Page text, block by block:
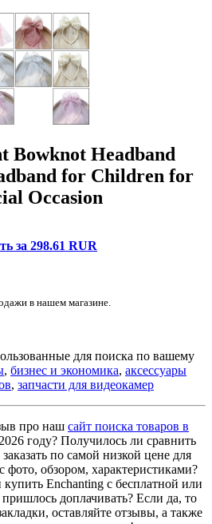
Bowknot Headband
for Children for
Occasion
за 298.61 RUR
в нашем магазине.
для поиска по вашему
, бизнес и экономика, аксессуары
, запчасти для видеокамер
про наш сайт поиска товаров в
году? Получилось ли сравнить
по самой низкой цене для
фото, обзором, характеристиками?
купить Enchanting с бесплатной или
доплачивать? Если да, то
оставляйте отзывы, а также